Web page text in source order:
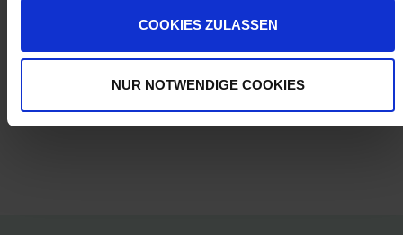
COOKIES ZULASSEN
NUR NOTWENDIGE COOKIES
info@granit-parts.com